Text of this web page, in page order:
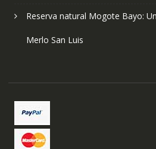
Reserva natural Mogote Bayo:
Merlo San Luis